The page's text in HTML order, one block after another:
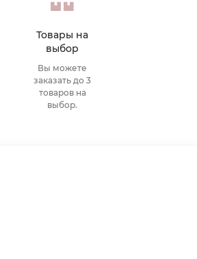
Товары на
выбор
Вы можете
заказать до 3
товаров на
выбор.